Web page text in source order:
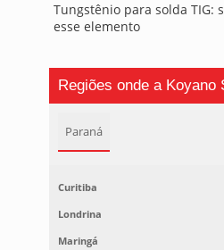
Tungstênio para solda TIG:
esse elemento
Regiões onde a Koyano
Paraná
Curitiba
Londrina
Maringá